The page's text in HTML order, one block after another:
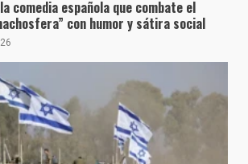
comedia española que combate el
con humor y sátira social